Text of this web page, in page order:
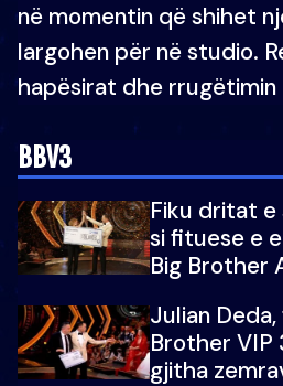
në momentin që shihet
largohen për në studio.
hapësirat dhe
BBV3
Fiku dritat e
si fituese e
Big Brother
Julian
Brother VIP
gjitha